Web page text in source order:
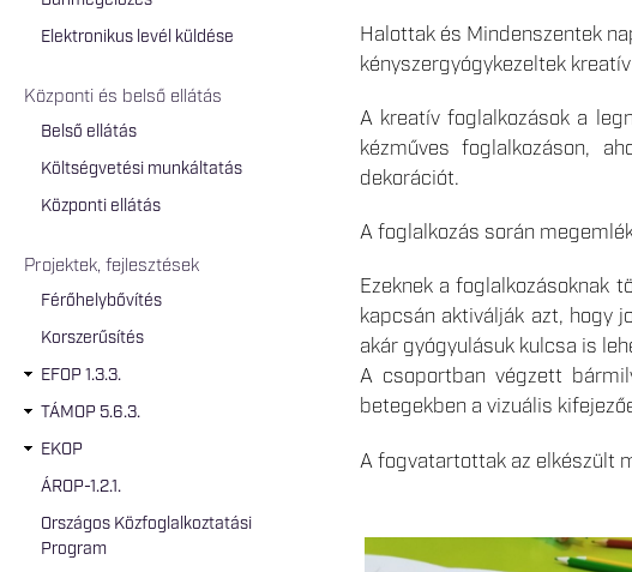
Elektronikus levél küldése
Központi és belső ellátás
Belső ellátás
Költségvetési munkáltatás
Központi ellátás
Projektek, fejlesztések
Férőhelybővítés
Korszerűsítés
EFOP 1.3.3.
TÁMOP 5.6.3.
EKOP
ÁROP-1.2.1.
Országos Közfoglalkoztatási
Program
Halottak és Mindenszentek
kényszergyógykezeltek
A kreatív foglalkozások a
kézműves foglalkozáson,
dekorációt.
A foglalkozás során
Ezeknek a foglalkozásoknak
kapcsán aktiválják azt, hogy
akár gyógyulásuk kulcsa is
A csoportban végzett
betegekben a vizuális
A fogvatartottak az elkészült